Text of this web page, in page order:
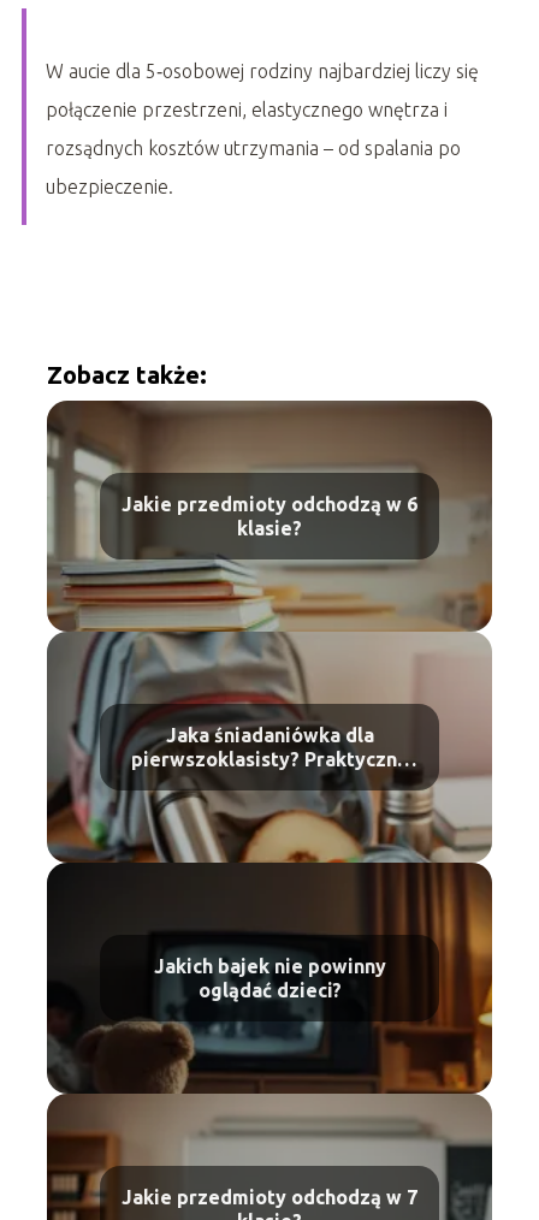
W aucie dla 5‑osobowej rodziny najbardziej liczy się
połączenie przestrzeni, elastycznego wnętrza i
rozsądnych kosztów utrzymania – od spalania po
ubezpieczenie.
Zobacz także:
Jakie przedmioty odchodzą w 6
klasie?
Jaka śniadaniówka dla
pierwszoklasisty? Praktyczny
przewodnik
Jakich bajek nie powinny
oglądać dzieci?
Jakie przedmioty odchodzą w 7